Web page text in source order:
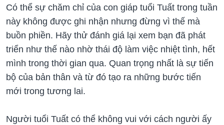
Có thể sự chăm chỉ của con giáp tuổi Tuất trong tuần
này không được ghi nhận nhưng đừng vì thế mà
buồn phiền. Hãy thử đánh giá lại xem bạn đã phát
triển như thế nào nhờ thái độ làm việc nhiệt tình, hết
mình trong thời gian qua. Quan trọng nhất là sự tiến
bộ của bản thân và từ đó tạo ra những bước tiến
mới trong tương lai.
Người tuổi Tuất có thể không vui với cách người ấy